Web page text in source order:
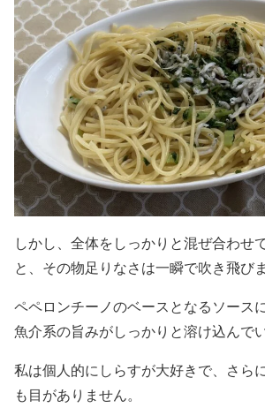
しかし、全体をしっかりと混ぜ合わせ
と、その物足りなさは一瞬で吹き飛びま
ペペロンチーノのベースとなるソース
魚介系の旨みがしっかりと溶け込んで
私は個人的にしらすが大好きで、さら
も目がありません。